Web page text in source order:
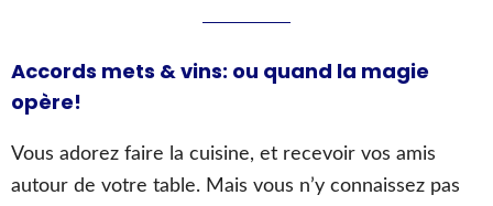
Accords mets & vins: ou quand la magie
opère!
Vous adorez faire la cuisine, et recevoir vos amis
autour de votre table. Mais vous n’y connaissez pas